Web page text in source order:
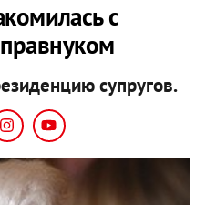
с
супругов.